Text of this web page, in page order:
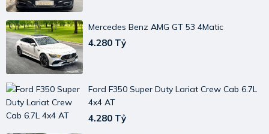
Mercedes Benz AMG GT 53 4Matic
4.280 Tỷ
Ford F350 Super Duty Lariat Crew Cab 6.7L
4x4 AT
4.280 Tỷ